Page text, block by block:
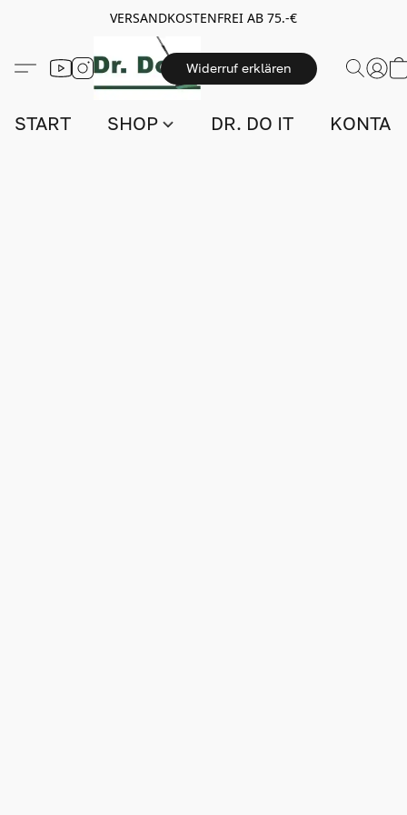
VERSANDKOSTENFREI AB 75.-€
Widerruf erklären
START SHOP DR. DO IT